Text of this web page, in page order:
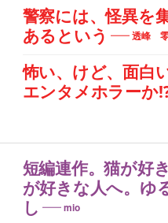
警察には、怪異を
あるという
透峰
怖い、けど、面
エンタメホラーか
短編連作。猫が好
が好きな人へ。ゆ
し
mio